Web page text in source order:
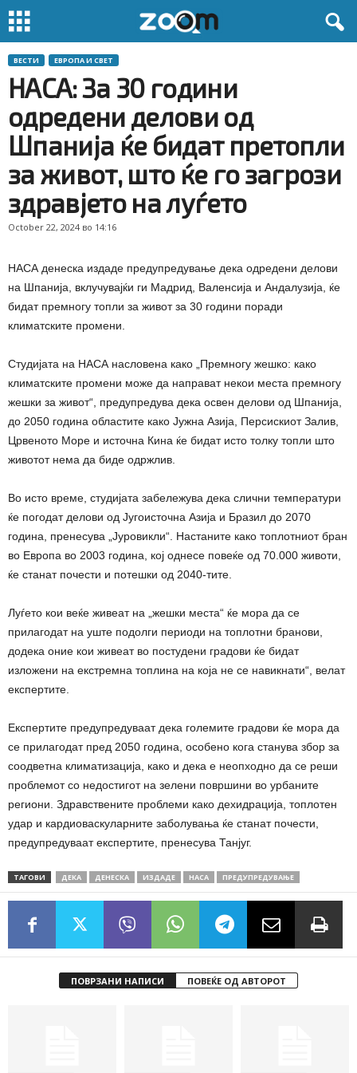
ВЕСТИ ЕВРОПА И СВЕТ
НАСА: За 30 години
одредени делови од
Шпанија ќе бидат претопли
за живот, што ќе го загрози
здравјето на луѓето
October 22, 2024 во 14:16
НАСА денеска издаде предупредување дека одредени делови
на Шпанија, вклучувајќи ги Мадрид, Валенсија и Андалузија, ќе
бидат премногу топли за живот за 30 години поради
климатските промени.
Студијата на НАСА насловена како „Премногу жешко: како
климатските промени може да направат некои места премногу
жешки за живот“, предупредува дека освен делови од Шпанија,
до 2050 година областите како Јужна Азија, Персискиот Залив,
Црвеното Море и источна Кина ќе бидат исто толку топли што
животот нема да биде одржлив.
Во исто време, студијата забележува дека слични температури
ќе погодат делови од Југоисточна Азија и Бразил до 2070
година, пренесува „Јуровикли“. Настаните како топлотниот бран
во Европа во 2003 година, кој однесе повеќе од 70.000 животи,
ќе станат почести и потешки од 2040-тите.
Луѓето кои веќе живеат на „жешки места“ ќе мора да се
прилагодат на уште подолги периоди на топлотни бранови,
додека оние кои живеат во постудени градови ќе бидат
изложени на екстремна топлина на која не се навикнати“, велат
експертите.
Експертите предупредуваат дека големите градови ќе мора да
се прилагодат пред 2050 година, особено кога станува збор за
соодветна климатизација, како и дека е неопходно да се реши
проблемот со недостигот на зелени површини во урбаните
региони. Здравствените проблеми како дехидрација, топлотен
удар и кардиоваскуларните заболувања ќе станат почести,
предупредуваат експертите, пренесува Танјуг.
ТАГОВИ ДЕКА ДЕНЕСКА ИЗДАДЕ НАСА ПРЕДУПРЕДУВАЊЕ
ПОВРЗАНИ НАПИСИ ПОВЕЌЕ ОД АВТОРОТ